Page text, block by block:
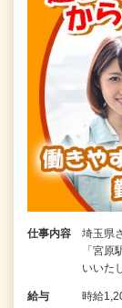
仕事内容
埼玉県
「宮
いいた
給与 時給